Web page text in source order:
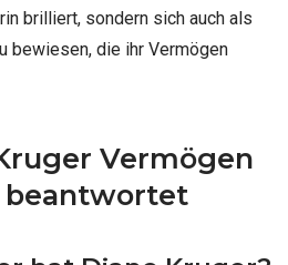
brilliert, sondern sich auch als
bewiesen, die ihr Vermögen
Vermögen
beantwortet